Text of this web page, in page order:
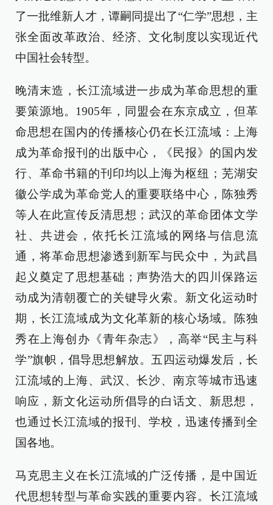
了一批维新人才，谭嗣同提出了“仁学”思想，主
张全面改革政治、经济、文化制度以实现近代
中国社会转型。
晚清末造，长江流域进一步成为革命思想的重
要策源地。1905年，同盟会在东京成立，但革
命思想在国内的传播核心仍在长江流域：上海
成为革命报刊的出版中心，《民报》的国内发
行、革命书籍的刊印均以上海为枢纽；芜湖安
徽公学成为革命党人的重要联络中心，陈独秀
等人在此宣传反清思想；武汉的革命团体文学
社、共进会，依托长江流域的网络与信息流
通，将革命思想渗透到新军与民众中，为武昌
起义奠定了思想基础；声势浩大的四川保路运
动成为清朝覆亡的关键导火索。新文化运动时
期，长江流域成为文化革新的核心场域。陈独
秀在上海创办《青年杂志》，高举“民主与科
学”旗帜，倡导思想解放。五四运动爆发后，长
江流域的上海、武汉、长沙、南京等城市迅速
响应，新文化运动所倡导的白话文、新思想，
也通过长江流域的报刊、学校，迅速传播到全
国各地。
马克思主义在长江流域的广泛传播，是中国近
代思想转型与革命实践的重要内容。长江流域